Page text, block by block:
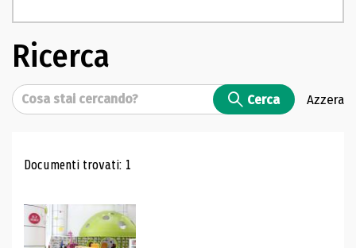
Ricerca
Cerca Cerca Azzera
Risultati di ricerca
Documenti trovati: 1